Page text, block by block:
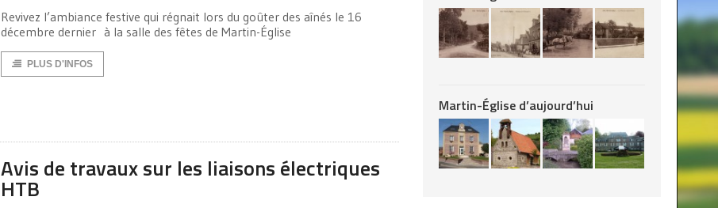
Revivez l’ambiance festive qui régnait lors du goûter des aînés le 16
décembre dernier à la salle des fêtes de Martin-Église
PLUS D'INFOS
Avis de travaux sur les liaisons électriques
HTB
Martin-Église d’aujourd’hui